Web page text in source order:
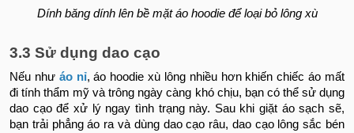
Dính băng dính lên bề mặt áo hoodie để loại bỏ lông xù
3.3 Sử dụng dao cạo
Nếu như áo nỉ, áo hoodie xù lông nhiều hơn khiến chiếc áo mất
đi tính thẩm mỹ và trông ngày càng khó chịu, bạn có thể sử dụng
dao cạo để xử lý ngay tình trạng này. Sau khi giặt áo sạch sẽ,
bạn trải phẳng áo ra và dùng dao cạo râu, dao cạo lông sắc bén